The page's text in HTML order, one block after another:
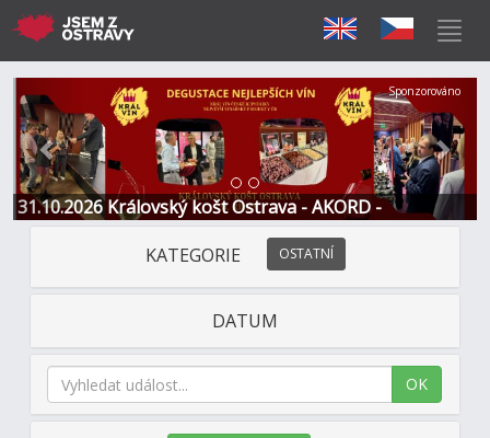
31.10.2026 Královský košt Ostrava - AKORD -
Restaurace a Hotel
Předchozí Další
Sponzorováno
KATEGORIE OSTATNÍ
DATUM
OK